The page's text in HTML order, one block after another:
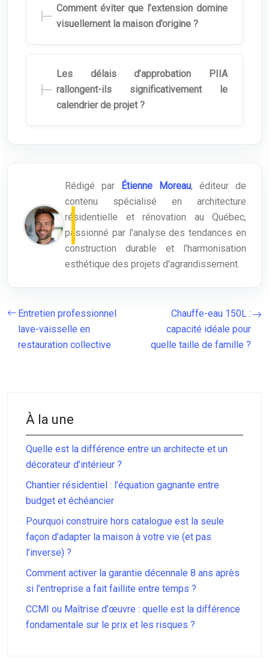
Comment éviter que l’extension domine
visuellement la maison d’origine ?
Les délais d’approbation PIIA
rallongent-ils significativement le
calendrier de projet ?
Rédigé par Étienne Moreau, éditeur de
contenu spécialisé en architecture
résidentielle et rénovation au Québec,
passionné par l'analyse des tendances en
construction durable et l'harmonisation
esthétique des projets d'agrandissement.
Entretien professionnel
lave-vaisselle en
restauration collective
Chauffe-eau 150L :
capacité idéale pour
quelle taille de famille ?
À la une
Quelle est la différence entre un architecte et un
décorateur d’intérieur ?
Chantier résidentiel : l’équation gagnante entre
budget et échéancier
Pourquoi construire hors catalogue est la seule
façon d’adapter la maison à votre vie (et pas
l’inverse) ?
Comment activer la garantie décennale 8 ans après
si l’entreprise a fait faillite entre temps ?
CCMI ou Maîtrise d’œuvre : quelle est la différence
fondamentale sur le prix et les risques ?